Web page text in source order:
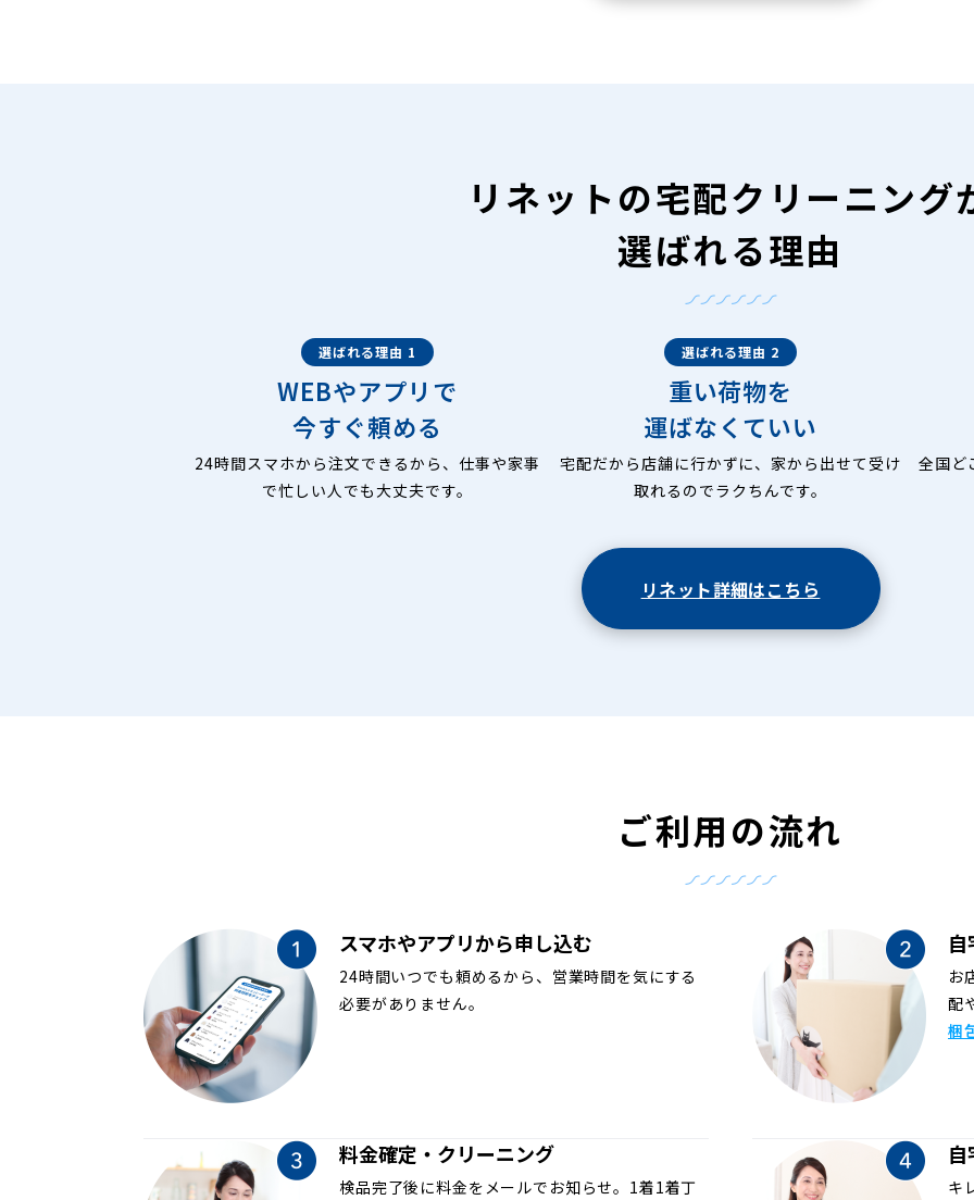
リネットの宅配クリーニング
選ばれる理由
選ばれる理由 1
WEBやアプリで
今すぐ頼める
24時間スマホから注文できるから、仕事や家事
で忙しい人でも大丈夫です。
選ばれる理由 2
重い荷物を
運ばなくていい
宅配だから店舗に行かずに、家から出せて受け
取れるのでラクちんです。
全国ど
リネット詳細はこちら
ご利用の流れ
スマホやアプリから申し込む
24時間いつでも頼めるから、営業時間を気にする
必要がありません。
お
配
梱
料金確定・クリーニング
検品完了後に料金をメールでお知らせ。1着1着丁 キ